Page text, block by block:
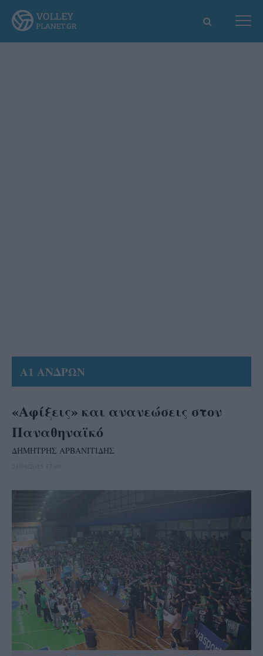
Α1 ΑΝΔΡΩΝ
«Αφίξεις» και ανανεώσεις στον
Παναθηναϊκό
ΔΗΜΗΤΡΗΣ ΑΡΒΑΝΙΤΙΔΗΣ